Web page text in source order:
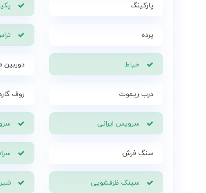
پارکینگ
پرده
حیاط دوربین
درب ریموت روف
سرویس ایرانی
سنگ فرش
سینک ظرفشویی